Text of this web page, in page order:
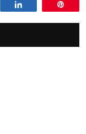
Compartir